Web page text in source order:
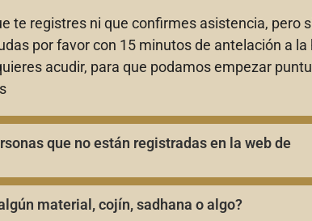
te registres ni que confirmes asistencia, pero
por favor con 15 minutos de antelación a la
acudir, para que podamos empezar
que no están registradas en la web de
material, cojín, sadhana o algo?